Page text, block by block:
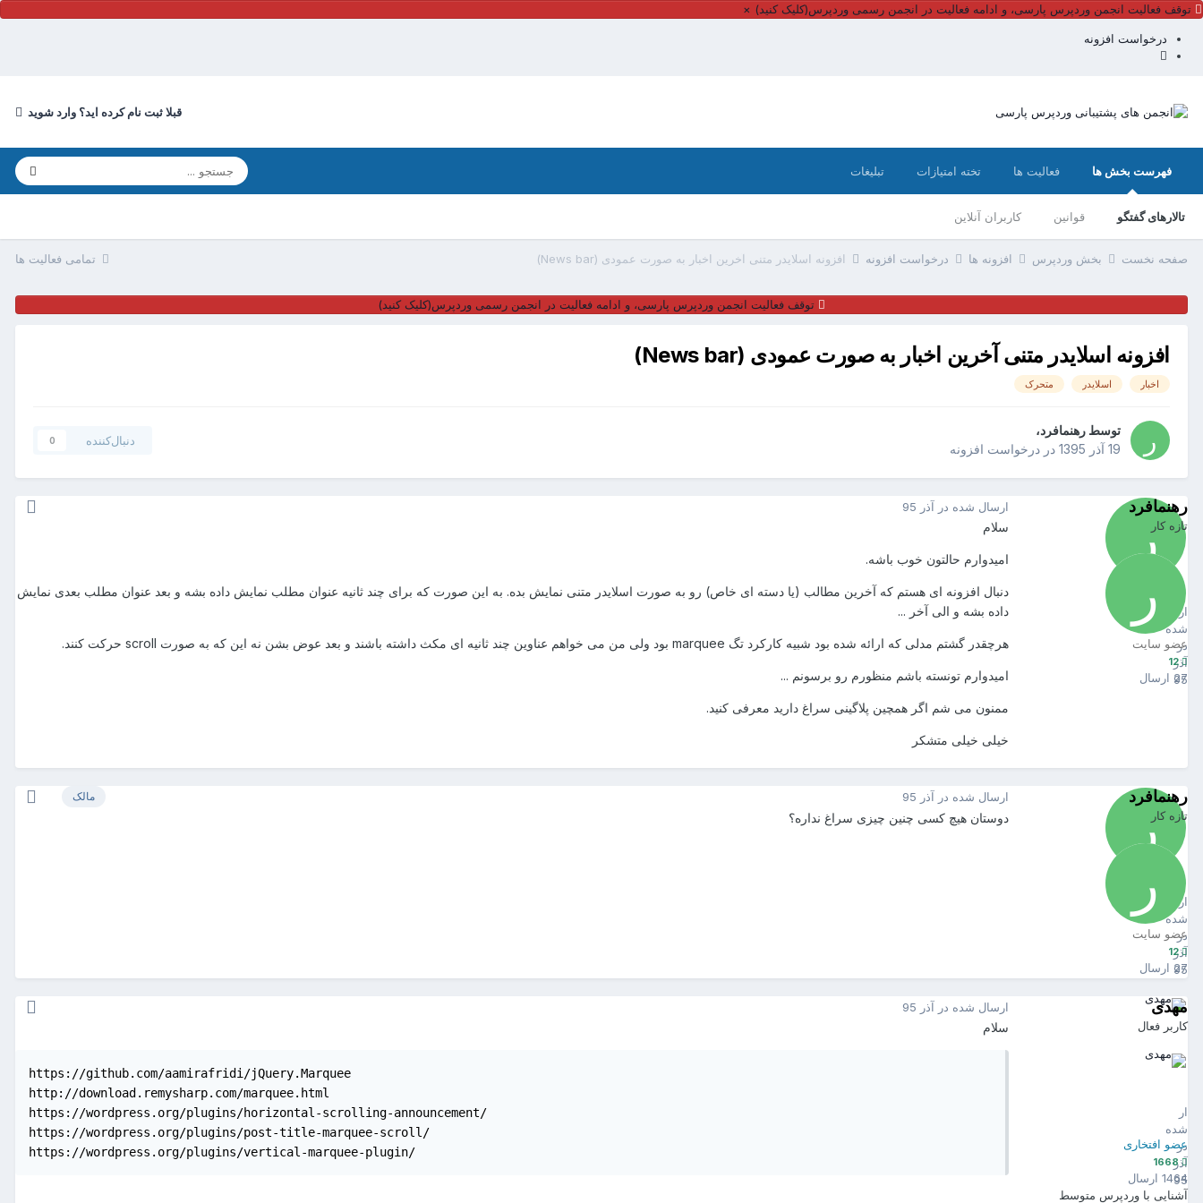
توقف فعالیت انجمن وردپرس پارسی، و ادامه فعالیت در انجمن رسمی وردپرس(کلیک کنید) ×
درخواست افزونه
قبلا ثبت نام کرده اید؟ وارد شوید
فهرست بخش ها
تالارهای گفتگو قوانین کاربران آنلاین
فعالیت ها تخته امتیازات تبلیغات
تمامی فعالیت ها صفحه نخست بخش وردپرس افزونه ها درخواست افزونه افزونه اسلایدر متنی آخرین اخبار به صورت عمودی (News bar)
توقف فعالیت انجمن وردپرس پارسی، و ادامه فعالیت در انجمن رسمی وردپرس(کلیک کنید)
افزونه اسلایدر متنی آخرین اخبار به صورت عمودی (News bar)
اخبار اسلایدر متحرک
توسط رهنمافرد،
19 آذر 1395
در درخواست افزونه
دنبال‌کننده 0
رهنمافرد 12
ارسال
شده
در
آذر
95
رهنمافرد
تازه کار
عضو سایت
12
27 ارسال
ارسال شده در آذر 95
سلام
امیدوارم حالتون خوب باشه.
دنبال افزونه ای هستم که آخرین مطالب (یا دسته ای خاص) رو به صورت اسلایدر متنی نمایش بده. به این صورت که برای چند ثانیه عنوان مطلب نمایش داده بشه و بعد عنوان مطلب بعدی نمایش
داده بشه و الی آخر ...
هرچقدر گشتم مدلی که ارائه شده بود شبیه کارکرد تگ marquee بود ولی من می خواهم عناوین چند ثانیه ای مکث داشته باشند و بعد عوض بشن نه این که به صورت scroll حرکت کنند.
امیدوارم تونسته باشم منظورم رو برسونم ...
ممنون می شم اگر همچین پلاگینی سراغ دارید معرفی کنید.
خیلی خیلی متشکر
رهنمافرد 12
ارسال
شده
در
آذر
95
رهنمافرد
تازه کار
عضو سایت
12
27 ارسال
مالک ارسال شده در آذر 95
دوستان هیچ کسی چنین چیزی سراغ نداره؟
ارسال
شده
در
آذر
95
مهدی
کاربر فعال
عضو افتخاری
1668
1464 ارسال
آشنایی با وردپرس متوسط
ارسال شده در آذر 95
سلام
https://github.com/aamirafridi/jQuery.Marquee
http://download.remysharp.com/marquee.html
https://wordpress.org/plugins/horizontal-scrolling-announcement/
https://wordpress.org/plugins/post-title-marquee-scroll/
https://wordpress.org/plugins/vertical-marquee-plugin/